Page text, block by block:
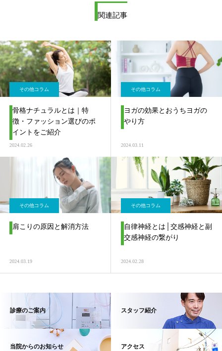
関連記事
その他コラム
骨格ナチュラルとは｜特
徴・ファッション選びのポ
イントをご紹介
2024.02.26
その他コラム
ヨガの効果とおうちヨガの
やり方
2024.03.11
その他コラム
肩こりの原因と解消方法
2024.03.19
その他コラム
自律神経とは│交感神経と副
交感神経の繋がり
2024.02.28
診療のご案内 スタッフ紹介
当院からのお知らせ アクセス